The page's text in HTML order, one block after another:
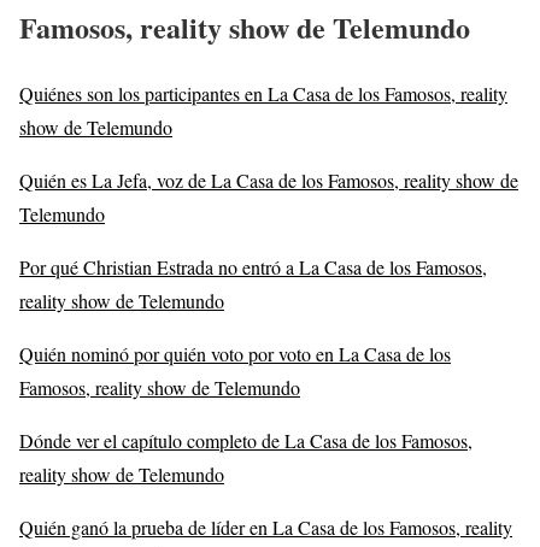
Famosos, reality show de Telemundo
Quiénes son los participantes en La Casa de los Famosos, reality
show de Telemundo
Quién es La Jefa, voz de La Casa de los Famosos, reality show de
Telemundo
Por qué Christian Estrada no entró a La Casa de los Famosos,
reality show de Telemundo
Quién nominó por quién voto por voto en La Casa de los
Famosos, reality show de Telemundo
Dónde ver el capítulo completo de La Casa de los Famosos,
reality show de Telemundo
Quién ganó la prueba de líder en La Casa de los Famosos, reality